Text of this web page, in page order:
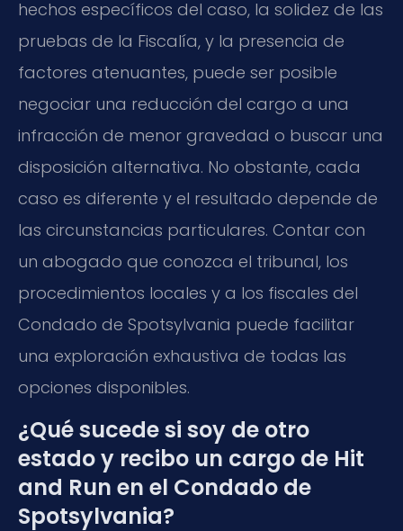
hechos específicos del caso, la solidez de las
pruebas de la Fiscalía, y la presencia de
factores atenuantes, puede ser posible
negociar una reducción del cargo a una
infracción de menor gravedad o buscar una
disposición alternativa. No obstante, cada
caso es diferente y el resultado depende de
las circunstancias particulares. Contar con
un abogado que conozca el tribunal, los
procedimientos locales y a los fiscales del
Condado de Spotsylvania puede facilitar
una exploración exhaustiva de todas las
opciones disponibles.
¿Qué sucede si soy de otro
estado y recibo un cargo de Hit
and Run en el Condado de
Spotsylvania?